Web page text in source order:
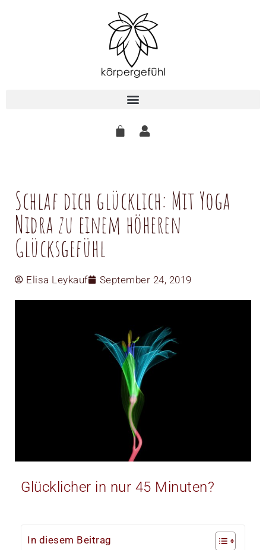
Schlaf dich glücklich: Mit Yoga
Nidra zu einem höheren
Glücksgefühl
Elisa Leykauf September 24, 2019
Glücklicher in nur 45 Minuten?
In diesem Beitrag